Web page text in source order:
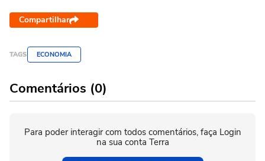
Compartilhar
TAGS ECONOMIA
Comentários (0)
Para poder interagir com todos comentários, faça Login
na sua conta Terra